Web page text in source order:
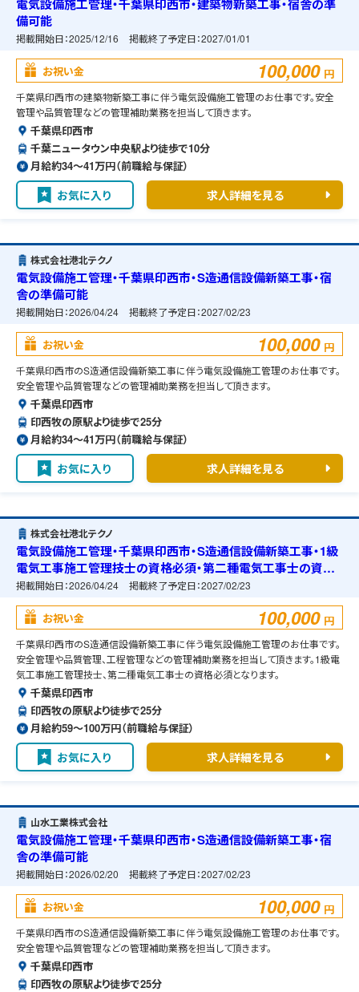
電気設備施工管理・千葉県印西市・建築物新築工事・宿舎の準
備可能
掲載開始日：2025/12/16 掲載終了予定日：2027/01/01
お祝い金 100,000 円
千葉県印西市の建築物新築工事に伴う電気設備施工管理のお仕事です。安全
管理や品質管理などの管理補助業務を担当して頂きます。
千葉県印西市
千葉ニュータウン中央駅より徒歩で10分
月給約34〜41万円（前職給与保証）
お気に入り 求人詳細を見る
株式会社港北テクノ
電気設備施工管理・千葉県印西市・S造通信設備新築工事・宿
舎の準備可能
掲載開始日：2026/04/24 掲載終了予定日：2027/02/23
お祝い金 100,000 円
千葉県印西市のS造通信設備新築工事に伴う電気設備施工管理のお仕事です。
安全管理や品質管理などの管理補助業務を担当して頂きます。
千葉県印西市
印西牧の原駅より徒歩で25分
月給約34〜41万円（前職給与保証）
お気に入り 求人詳細を見る
株式会社港北テクノ
電気設備施工管理・千葉県印西市・S造通信設備新築工事・1級
電気工事施工管理技士の資格必須・第二種電気工事士の資格
必須・宿舎の準備可能
掲載開始日：2026/04/24 掲載終了予定日：2027/02/23
お祝い金 100,000 円
千葉県印西市のS造通信設備新築工事に伴う電気設備施工管理のお仕事です。
安全管理や品質管理、工程管理などの管理補助業務を担当して頂きます。1級電
気工事施工管理技士、第二種電気工事士の資格必須となります。
千葉県印西市
印西牧の原駅より徒歩で25分
月給約59〜100万円（前職給与保証）
お気に入り 求人詳細を見る
山水工業株式会社
電気設備施工管理・千葉県印西市・S造通信設備新築工事・宿
舎の準備可能
掲載開始日：2026/02/20 掲載終了予定日：2027/02/23
お祝い金 100,000 円
千葉県印西市のS造通信設備新築工事に伴う電気設備施工管理のお仕事です。
安全管理や品質管理などの管理補助業務を担当して頂きます。
千葉県印西市
印西牧の原駅より徒歩で25分